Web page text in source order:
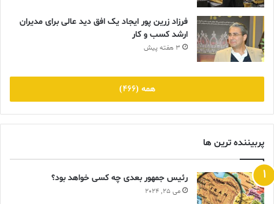
فرزاد زرین پور ایجاد یک افق دید عالی برای مدیران
ارشد کسب و کار
3 هفته پیش
همه (466)
پربیننده ترین ها
رئیس جمهور بعدی چه کسی خواهد بود؟
می 25, 2024